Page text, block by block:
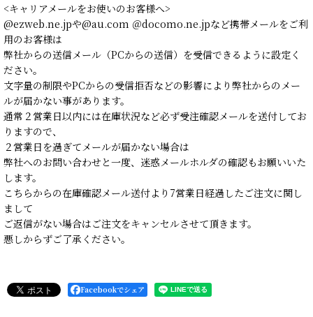
<キャリアメールをお使いのお客様へ>
@ezweb.ne.jpや@au.com ＠docomo.ne.jpなど携帯メールをご利
用のお客様は
弊社からの送信メール（PCからの送信）を受信できるように設定く
ださい。
文字量の制限やPCからの受信拒否などの影響により弊社からのメー
ルが届かない事があります。
通常２営業日以内には在庫状況など必ず受注確認メールを送付してお
りますので、
２営業日を過ぎてメールが届かない場合は
弊社へのお問い合わせと一度、迷惑メールホルダの確認もお願いいた
します。
こちらからの在庫確認メール送付より7営業日経過したご注文に関し
まして
ご返信がない場合はご注文をキャンセルさせて頂きます。
悪しからずご了承ください。
Facebookでシェア